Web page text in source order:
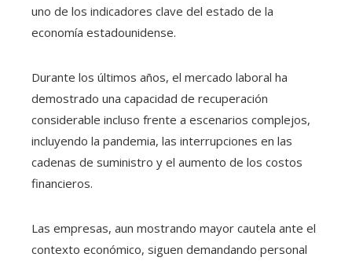
uno de los indicadores clave del estado de la
economía estadounidense.
Durante los últimos años, el mercado laboral ha
demostrado una capacidad de recuperación
considerable incluso frente a escenarios complejos,
incluyendo la pandemia, las interrupciones en las
cadenas de suministro y el aumento de los costos
financieros.
Las empresas, aun mostrando mayor cautela ante el
contexto económico, siguen demandando personal